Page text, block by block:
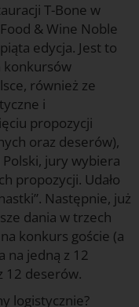
T-Bone w
& Wine Noble
edycja. Jest to
konkursów
również ze
i
propozycji
oraz deserów),
Polski, jury wybiera
propozycji. Udało
Następnie, już
dania w trzech
konkurs goście (a
na jedną z 12
12 deserów.
logistycznie?